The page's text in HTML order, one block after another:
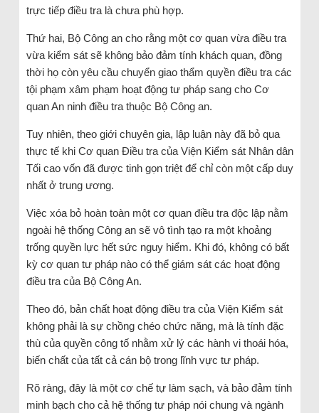
trực tiếp điều tra là chưa phù hợp.
Thứ hai, Bộ Công an cho rằng một cơ quan vừa điều tra
vừa kiểm sát sẽ không bảo đảm tính khách quan, đồng
thời họ còn yêu cầu chuyển giao thẩm quyền điều tra các
tội phạm xâm phạm hoạt động tư pháp sang cho Cơ
quan An ninh điều tra thuộc Bộ Công an.
Tuy nhiên, theo giới chuyên gia, lập luận này đã bỏ qua
thực tế khi Cơ quan Điều tra của Viện Kiểm sát Nhân dân
Tối cao vốn đã được tinh gọn triệt để chỉ còn một cấp duy
nhất ở trung ương.
Việc xóa bỏ hoàn toàn một cơ quan điều tra độc lập nằm
ngoài hệ thống Công an sẽ vô tình tạo ra một khoảng
trống quyền lực hết sức nguy hiểm. Khi đó, không có bất
kỳ cơ quan tư pháp nào có thể giám sát các hoạt động
điều tra của Bộ Công An.
Theo đó, bản chất hoạt động điều tra của Viện Kiểm sát
không phải là sự chồng chéo chức năng, mà là tính đặc
thù của quyền công tố nhằm xử lý các hành vi thoái hóa,
biến chất của tất cả cán bộ trong lĩnh vực tư pháp.
Rõ ràng, đây là một cơ chế tự làm sạch, và bảo đảm tính
minh bạch cho cả hệ thống tư pháp nói chung và ngành